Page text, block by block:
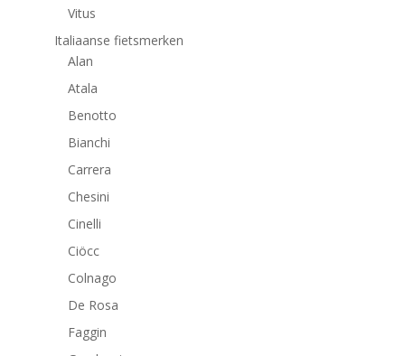
Vitus
Italiaanse fietsmerken
Alan
Atala
Benotto
Bianchi
Carrera
Chesini
Cinelli
Ciöcc
Colnago
De Rosa
Faggin